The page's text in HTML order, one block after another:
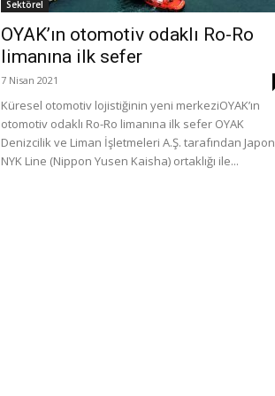
Sektörel
OYAK’ın otomotiv odaklı Ro-Ro
limanına ilk sefer
7 Nisan 2021
Küresel otomotiv lojistiğinin yeni merkeziOYAK’ın
otomotiv odaklı Ro-Ro limanına ilk sefer OYAK
Denizcilik ve Liman İşletmeleri A.Ş. tarafından Japon
NYK Line (Nippon Yusen Kaisha) ortaklığı ile...